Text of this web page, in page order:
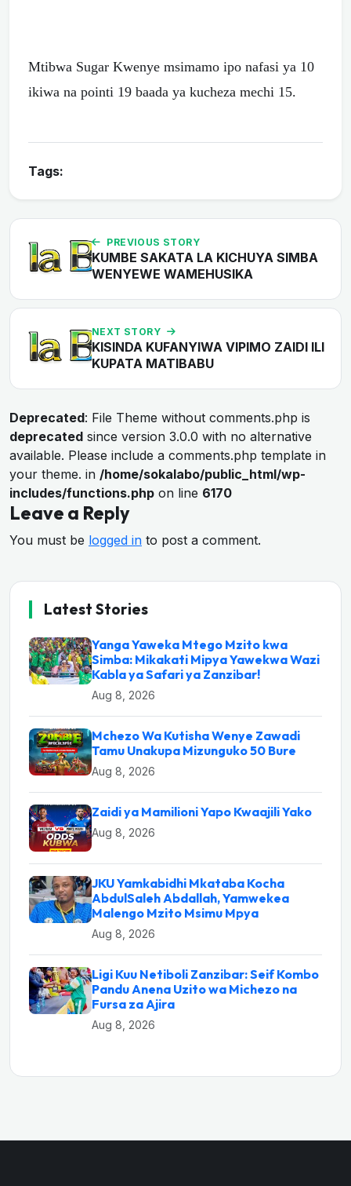
Mtibwa Sugar Kwenye msimamo ipo nafasi ya 10
ikiwa na pointi 19 baada ya kucheza mechi 15.
Tags:
PREVIOUS STORY
KUMBE SAKATA LA KICHUYA SIMBA
WENYEWE WAMEHUSIKA
NEXT STORY
KISINDA KUFANYIWA VIPIMO ZAIDI ILI
KUPATA MATIBABU
Deprecated: File Theme without comments.php is
deprecated since version 3.0.0 with no alternative
available. Please include a comments.php template in
your theme. in /home/sokalabo/public_html/wp-
includes/functions.php on line 6170
Leave a Reply
You must be logged in to post a comment.
Latest Stories
Yanga Yaweka Mtego Mzito kwa
Simba: Mikakati Mipya Yawekwa Wazi
Kabla ya Safari ya Zanzibar!
Aug 8, 2026
Mchezo Wa Kutisha Wenye Zawadi
Tamu Unakupa Mizunguko 50 Bure
Aug 8, 2026
Zaidi ya Mamilioni Yapo Kwaajili Yako
Aug 8, 2026
JKU Yamkabidhi Mkataba Kocha
AbdulSaleh Abdallah, Yamwekea
Malengo Mzito Msimu Mpya
Aug 8, 2026
Ligi Kuu Netiboli Zanzibar: Seif Kombo
Pandu Anena Uzito wa Michezo na
Fursa za Ajira
Aug 8, 2026